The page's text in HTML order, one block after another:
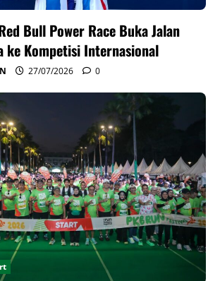
Bull Power Race Buka Jalan
ke Kompetisi Internasional
27/07/2026 0